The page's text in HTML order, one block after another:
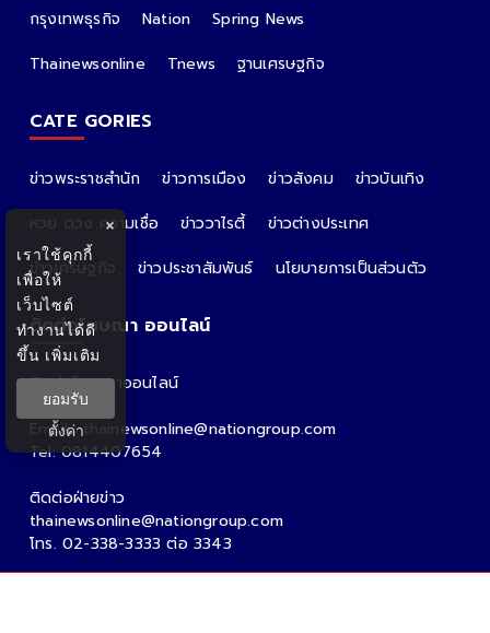
กรุงเทพธุรกิจ
Nation
Spring News
Thainewsonline
Tnews ฐานเศรษฐกิจ
CATE GORIES
ข่าวพระราชสำนัก ข่าวการเมือง ข่าวสังคม
ข่าวบันเทิง
หวย ดวง ความเชื่อ
ข่าววาไรตี้
ข่าวต่างประเทศ
ข่าวเศรษฐกิจ
ข่าวประชาสัมพันธ์ นโยบายการเป็นส่วนตัว
ติดต่อโฆษณา ออนไลน์
ติดต่อโฆษณาออนไลน์
คุณอ้อ
Email : thainewsonline@nationgroup.com
Tel: 0814407654
ติดต่อฝ่ายข่าว
thainewsonline@nationgroup.com
โทร. 02-338-3333 ต่อ 3343
×
เราใช้คุกกี้
เพื่อให้
เว็บไซต์
ทำงานได้ดี
ขึ้น เพิ่มเติม
ยอมรับ
ตั้งค่า